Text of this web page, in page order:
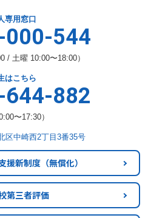
専用窓口
000-544
/ 土曜 10:00〜18:00）
はこちら
644-882
〜17:30）
区中崎西2丁目3番35号
援新制度 （無償化）
第三者評価